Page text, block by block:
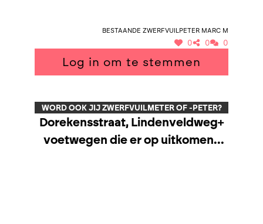
Bestaande zwerfvuilpeter Marc M
0 0 0
Log in om te stemmen
WORD OOK JIJ ZWERFVUILMETER OF -PETER?
Dorekensstraat, Lindenveldweg+
voetwegen die er op uitkomen+